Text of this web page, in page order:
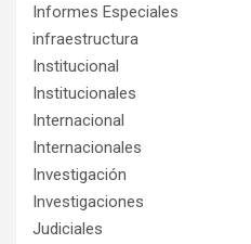
Informes Especiales
infraestructura
Institucional
Institucionales
Internacional
Internacionales
Investigación
Investigaciones
Judiciales